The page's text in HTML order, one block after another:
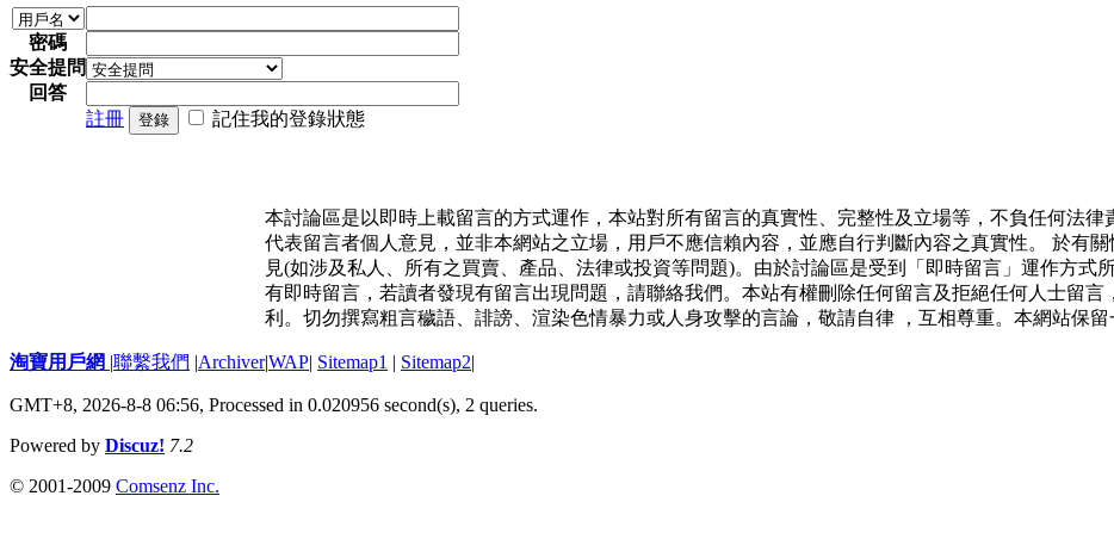
密碼
安全提問
回答
註冊
登錄 記住我的登錄狀態
本討論區是以即時上載留言的方式運作，本站對所有留言的真實性、完整性及立場等，不負任何法律
代表留言者個人意見，並非本網站之立場，用戶不應信賴內容，並應自行判斷內容之真實性。 於有
見(如涉及私人、所有之買賣、產品、法律或投資等問題)。由於討論區是受到「即時留言」運作方式
有即時留言，若讀者發現有留言出現問題，請聯絡我們。本站有權刪除任何留言及拒絕任何人士留言
利。切勿撰寫粗言穢語、誹謗、渲染色情暴力或人身攻擊的言論，敬請自律 ，互相尊重。本網站保留
淘寶用戶網 |聯繫我們 |Archiver|WAP| Sitemap1 | Sitemap2|
GMT+8, 2026-8-8 06:56, Processed in 0.020956 second(s), 2 queries.
Powered by Discuz! 7.2
© 2001-2009 Comsenz Inc.